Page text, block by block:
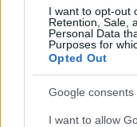
I want to opt-out
Retention, Sale,
Personal Data
Purposes for
Opted Out
Google consents
I want to allow